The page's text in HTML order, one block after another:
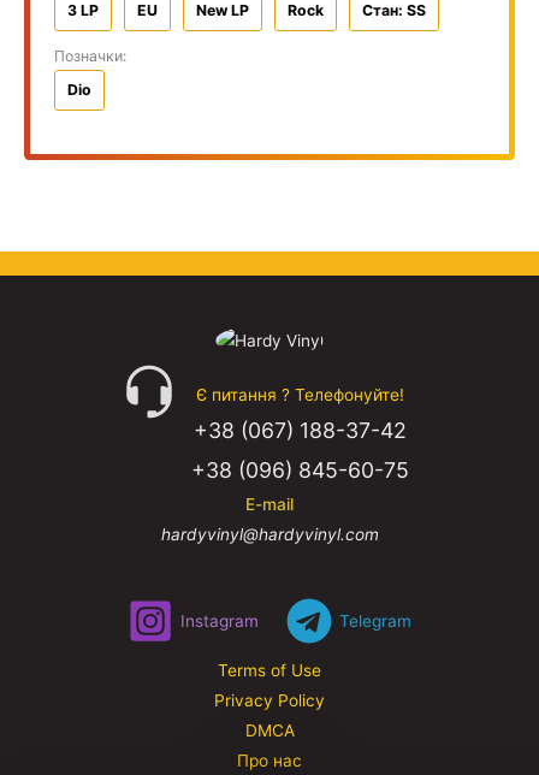
3 LP
EU New LP Rock Стан: SS
Позначки:
Dio
Є питання ? Телефонуйте!
+38 (067) 188-37-42
+38 (096) 845-60-75
E-mail
hardyvinyl@hardyvinyl.com
Instagram Telegram
Terms of Use
Privacy Policy
DMCA
Про нас